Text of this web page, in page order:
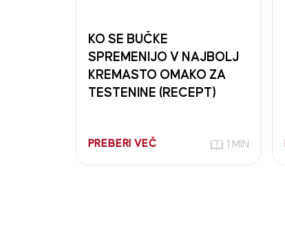
KO SE BUČKE
SPREMENIJO V NAJBOLJ
KREMASTO OMAKO ZA
TESTENINE (RECEPT)
PREBERI VEČ 1 MIN